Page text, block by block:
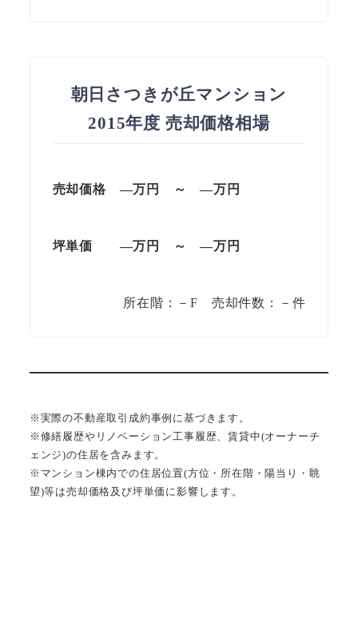
朝日さつきが丘マンション
2015年度 売却価格相場
売却価格 —万円 ～ —万円
坪単価 —万円 ～—万円
所在階：－F 売却件数：－件
※実際の不動産取引成約事例に基づきます。
※修繕履歴やリノベーション工事履歴、賃貸中(オーナーチ
ェンジ)の住居を含みます。
※マンション棟内での住居位置(方位・所在階・陽当り・眺
望)等は売却価格及び坪単価に影響します。